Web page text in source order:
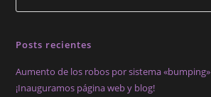
Posts recientes
Aumento de los robos por sistema «bumping»
¡Inauguramos página web y blog!